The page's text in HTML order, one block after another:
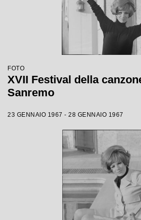
FOTO
XVII Festival della
Sanremo
23 GENNAIO 1967 - 28 GENNAIO 1967